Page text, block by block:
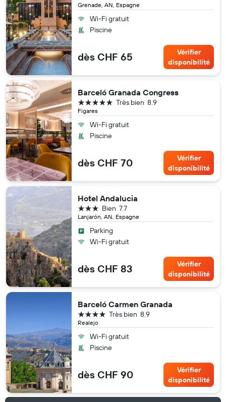
Grenade, AN, Espagne
Wi-Fi gratuit
Piscine
dès CHF 65
Vérifier
disponibilité
Barceló Granada Congress
Figares
8.9
Très bien
5 étoiles
Wi-Fi gratuit
Piscine
dès CHF 70
Vérifier
disponibilité
Hotel Andalucia
Lanjarón, AN, Espagne
7.7
Bien
3 étoiles
Parking
Wi-Fi gratuit
dès CHF 83
Vérifier
disponibilité
Barceló Carmen Granada
Realejo
8.9
Très bien
4 étoiles
Wi-Fi gratuit
Piscine
dès CHF 90
Vérifier
disponibilité